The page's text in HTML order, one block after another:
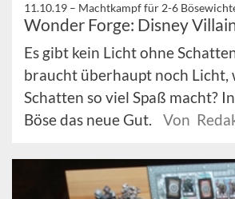
11.10.19 – Machtkampf für 2-6
Wonder Forge: Disney
Es gibt kein Licht ohne
braucht überhaupt noch Licht,
Schatten so viel Spaß macht?
Böse das neue Gut.
Von